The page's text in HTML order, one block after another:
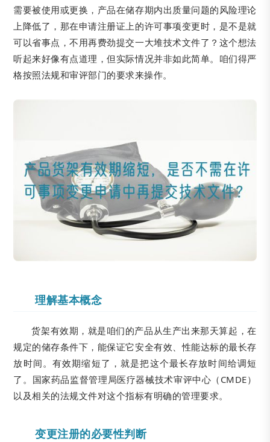
需要被使用或更换，产品在储存期内出质量问题的风险理论
上降低了，那在申请注册证上的许可事项变更时，是不是就
可以省事点，不用再费劲提交一大堆技术文件了？这个想法
听起来好像有点道理，但实际情况并非如此简单。咱们得严
格按照法规和审评部门的要求来操作。
理解基本概念
货架有效期，就是咱们的产品从生产出来那天算起，在
规定的储存条件下，能保证它安全有效、性能达标的最长存
放时间。有效期缩短了，就是把这个最长存放时间给调短
了。国家药品监督管理局医疗器械技术审评中心（CMDE）
以及相关的法规文件对这个指标有明确的管理要求。
变更注册的必要性判断